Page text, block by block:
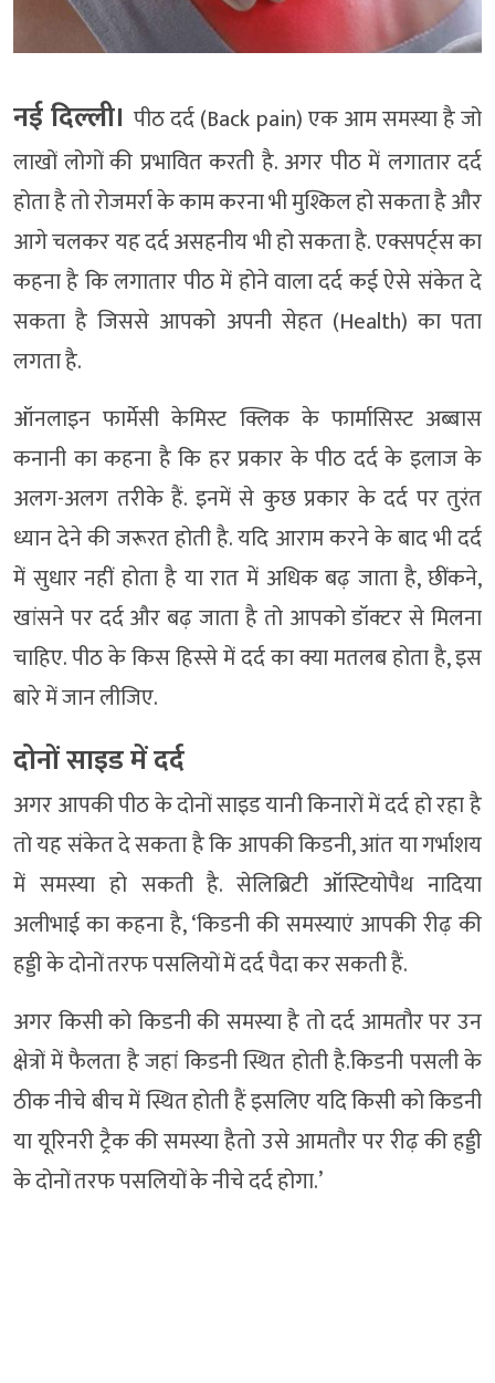
नई दिल्‍ली।पीठ दर्द (Back pain) एक आम समस्या है जो
लाखों लोगों की प्रभावित करती है. अगर पीठ में लगातार दर्द
होता है तो रोजमर्रा के काम करना भी मुश्किल हो सकता है और
आगे चलकर यह दर्द असहनीय भी हो सकता है. एक्सपर्ट्स का
कहना है कि लगातार पीठ में होने वाला दर्द कई ऐसे संकेत दे
सकता है जिससे आपको अपनी सेहत (Health) का पता
लगता है.
ऑनलाइन फार्मेसी केमिस्ट क्लिक के फार्मासिस्ट अब्बास
कनानी का कहना है कि हर प्रकार के पीठ दर्द के इलाज के
अलग-अलग तरीके हैं. इनमें से कुछ प्रकार के दर्द पर तुरंत
ध्यान देने की जरूरत होती है. यदि आराम करने के बाद भी दर्द
में सुधार नहीं होता है या रात में अधिक बढ़ जाता है, छींकने,
खांसने पर दर्द और बढ़ जाता है तो आपको डॉक्टर से मिलना
चाहिए. पीठ के किस हिस्से में दर्द का क्या मतलब होता है, इस
बारे में जान लीजिए.
दोनों साइड में दर्द
अगर आपकी पीठ के दोनों साइड यानी किनारों में दर्द हो रहा है
तो यह संकेत दे सकता है कि आपकी किडनी, आंत या गर्भाशय
में समस्या हो सकती है. सेलिब्रिटी ऑस्टियोपैथ नादिया
अलीभाई का कहना है, ‘किडनी की समस्याएं आपकी रीढ़ की
हड्डी के दोनों तरफ पसलियों में दर्द पैदा कर सकती हैं.
अगर किसी को किडनी की समस्या है तो दर्द आमतौर पर उन
क्षेत्रों में फैलता है जहां किडनी स्थित होती है.किडनी पसली के
ठीक नीचे बीच में स्थित होती हैं इसलिए यदि किसी को किडनी
या यूरिनरी ट्रैक की समस्या हैतो उसे आमतौर पर रीढ़ की हड्डी
के दोनों तरफ पसलियों के नीचे दर्द होगा.’